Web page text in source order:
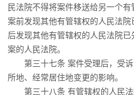
民法院不得将案件移送给另一个有
案前发现其他有管辖权的人民法
后发现其他有管辖权的人民法院
案的人民法院。
第三十七条 案件受理后，受
所地、经常居住地变更的影响。
第三十八条 有管辖权的人民